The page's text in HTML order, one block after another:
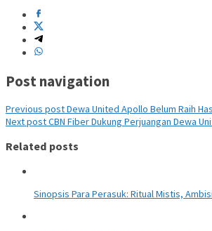
Post navigation
Previous postDewa United Apollo Belum Raih
Next postCBN Fiber Dukung Perjuangan Dewa
Related posts
Sinopsis Para Perasuk: Ritual Mistis,